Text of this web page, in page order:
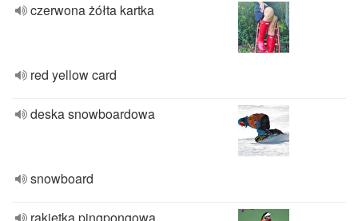
czerwona żółta kartka
red yellow card
deska snowboardowa
snowboard